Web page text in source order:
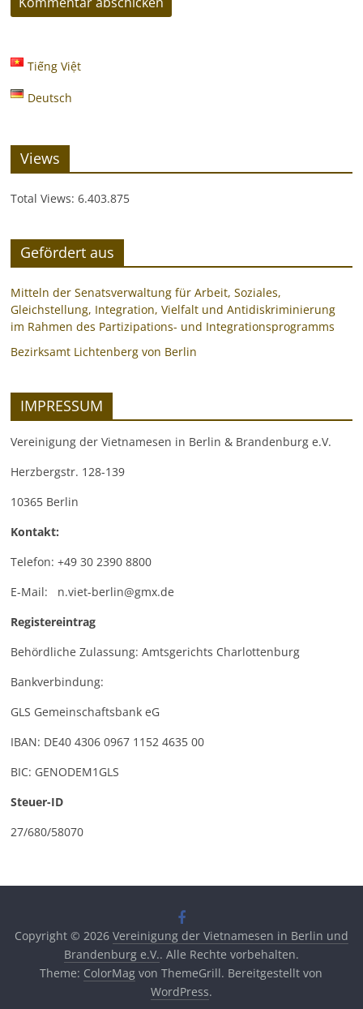
Tiếng Việt
Deutsch
Views
Total Views:6.403.875
Gefördert aus
Mitteln der Senatsverwaltung für Arbeit, Soziales,
Gleichstellung, Integration, Vielfalt und Antidiskriminierung
im Rahmen des Partizipations- und Integrationsprogramms
Bezirksamt Lichtenberg von Berlin
IMPRESSUM
Vereinigung der Vietnamesen in Berlin & Brandenburg e.V.
Herzbergstr. 128-139
10365 Berlin
Kontakt:
Telefon: +49 30 2390 8800
E-Mail: n.viet-berlin@gmx.de
Registereintrag
Behördliche Zulassung: Amtsgerichts Charlottenburg
Bankverbindung:
GLS Gemeinschaftsbank eG
IBAN: DE40 4306 0967 1152 4635 00
BIC: GENODEM1GLS
Steuer-ID
27/680/58070
Copyright © 2026 Vereinigung der Vietnamesen in Berlin und
Brandenburg e.V.. Alle Rechte vorbehalten.
Theme: ColorMag von ThemeGrill. Bereitgestellt von
WordPress.